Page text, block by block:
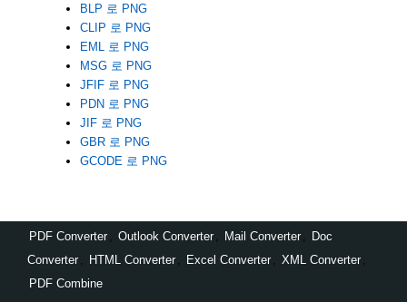
BLP 로 PNG
CLIP 로 PNG
EML 로 PNG
MSG 로 PNG
JFIF 로 PNG
PDN 로 PNG
JIF 로 PNG
GBR 로 PNG
GCODE 로 PNG
PDF Converter Outlook Converter Mail Converter
Doc
Converter
HTML Converter Excel Converter XML Converter
PDF Combine